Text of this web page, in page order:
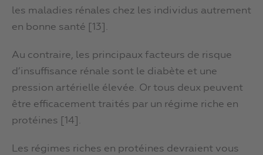
les maladies rénales chez les individus autrement
en bonne santé [13].
Au contraire, les principaux facteurs de risque
d’insuffisance rénale sont le diabète et une
pression artérielle élevée. Or tous deux peuvent
être efficacement traités par un régime riche en
protéines [14].
Les régimes riches en protéines devraient vous